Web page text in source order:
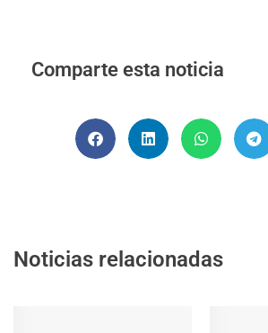
Comparte esta noticia
Noticias relacionadas